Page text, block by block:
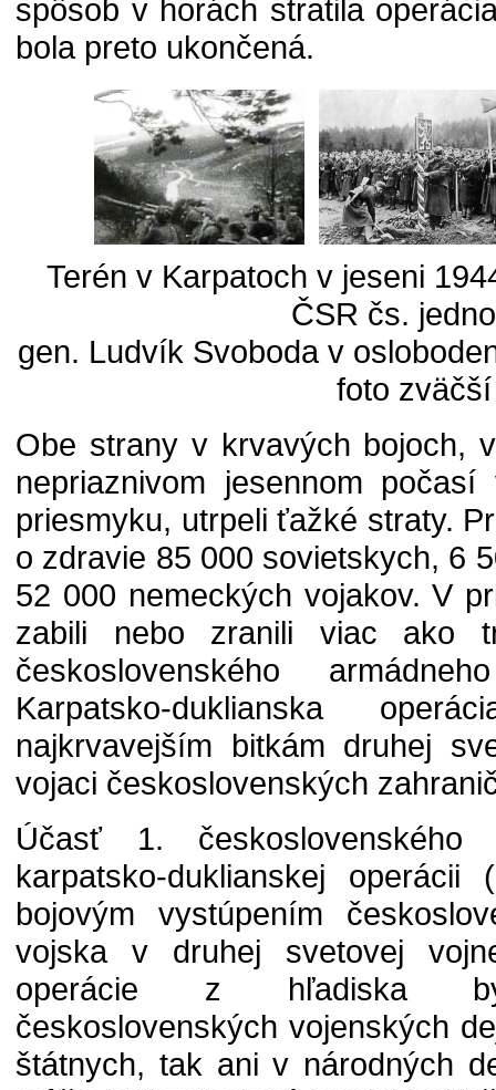
spôsob v horách stratila
bola preto ukončená.
Terén v Karpatoch v jeseni
ČSR čs.
gen. Ludvík Svoboda v
foto
Obe strany v krvavých bojoch,
nepriaznivom jesennom
priesmyku, utrpeli ťažké straty.
o zdravie 85 000 sovietskych, 6
52 000 nemeckých vojakov. V
zabili nebo zranili viac ako
československého
Karpatsko-duklianska
najkrvavejším bitkám druhej
vojaci československých
Účasť 1.
karpatsko-duklianskej operácii
bojovým vystúpením
vojska v druhej svetovej
operácie z hľadiska
československých vojenských
štátnych, tak ani v národných